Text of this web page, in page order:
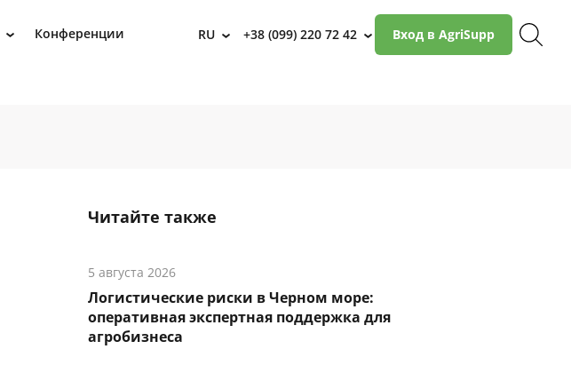
› Конференции RU › +38 (099) 220 72 42 › Вход в AgriSupp
Читайте также
5 августа 2026
Логистические риски в Черном море:
оперативная экспертная поддержка для
агробизнеса